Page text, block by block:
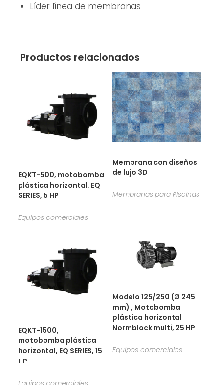
Líder línea de membranas
Productos relacionados
EQKT-500, motobomba
plástica horizontal, EQ
SERIES, 5 HP
Equipos comerciales
Membrana con diseños
de lujo 3D
Membranas para Piscinas
EQKT-1500,
motobomba plástica
horizontal, EQ SERIES, 15
HP
Modelo 125/250 (Ø 245
mm) , Motobomba
plástica horizontal
Normblock multi, 25 HP
Equipos comerciales